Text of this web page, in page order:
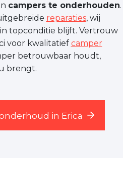
campers te onderhouden.
reparaties, wij
topconditie blijft. Vertrouw
voor kwalitatief camper
betrouwbaar houdt,
brengt.
in Erica